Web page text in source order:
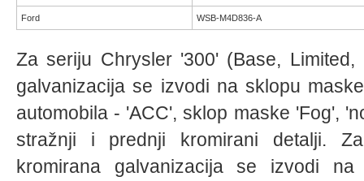
Ford WSB-M4D836-A
Za seriju Chrysler '300' (Base,
galvanizacija se izvodi na sklopu
automobila - 'ACC', sklop maske 'Fog',
stražnji i prednji kromirani detalji.
kromirana galvanizacija se izvodi